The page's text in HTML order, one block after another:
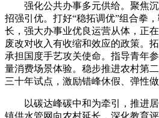
强化公共办事多元供给。聚焦沉
招强引优。打好“稳拓调优”组合拳
长，强大办事业优良运营从体，正
废改对收入有收缩和效应的政策。
承担国度手艺攻关使命。指导青年
量消费场景体验。稳步推进农村第
三十年试点，激励错峰休假、弹性做
以碳达峰碳中和为牵引，推进居